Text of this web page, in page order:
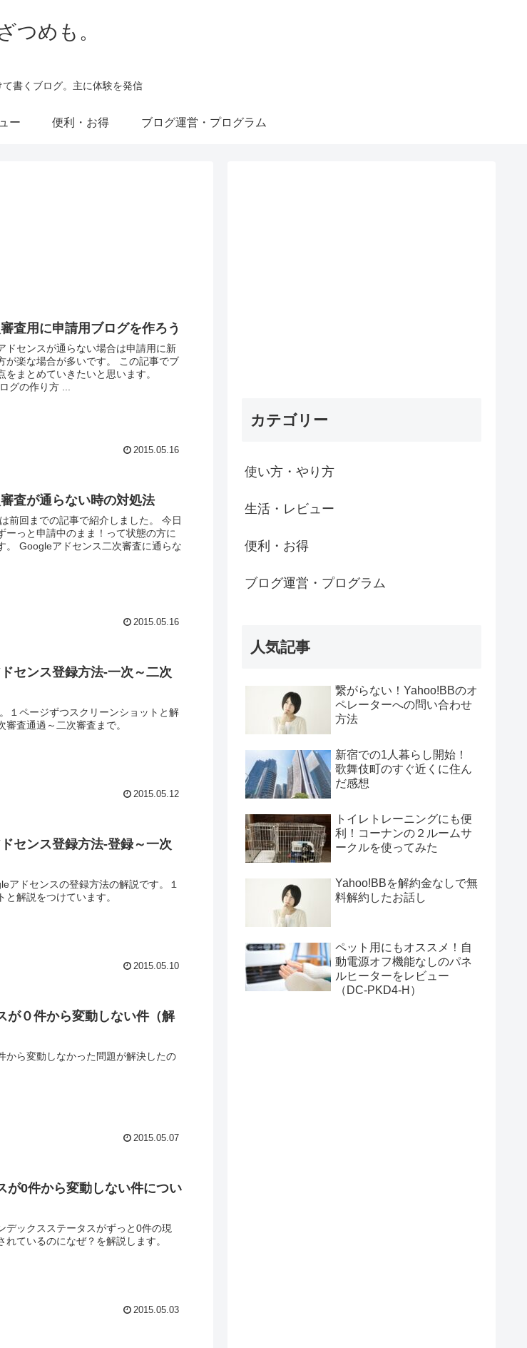
つめも。
て書くブログ。主に体験を発信
ー 便利・お得 ブログ運営・プログラム
査用に申請用ブログを作ろう
ドセンスが通らない場合は申請用に新
が楽な場合が多いです。 この記事でブ
まとめていきたいと思います。
グの作り方 ...
2015.05.16
査が通らない時の対処法
回までの記事で紹介しました。 今日
ーっと申請中のまま！って状態の方に
。 Googleアドセンス二次審査に通らな
2015.05.16
センス登録方法-一次～二次
１ページずつスクリーンショットと解
査通過～二次審査まで。
2015.05.12
センス登録方法-登録～一次
アドセンスの登録方法の解説です。１
解説をつけています。
2015.05.10
が０件から変動しない件（解
から変動しなかった問題が解決したの
2015.05.07
が0件から変動しない件につい
デックスステータスがずっと0件の現
ているのになぜ？を解説します。
2015.05.03
カテゴリー
使い方・やり方
生活・レビュー
便利・お得
ブログ運営・プログラム
人気記事
繋がらない！Yahoo!BBのオ
ペレーターへの問い合わせ
方法
新宿での1人暮らし開始！
歌舞伎町のすぐ近くに住ん
だ感想
トイレトレーニングにも便
利！コーナンの２ルームサ
ークルを使ってみた
Yahoo!BBを解約金なしで無
料解約したお話し
ペット用にもオススメ！自
動電源オフ機能なしのパネ
ルヒーターをレビュー
（DC-PKD4-H）